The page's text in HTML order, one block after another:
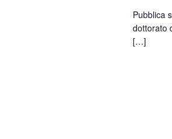
Pubblica
dottorato
[…]